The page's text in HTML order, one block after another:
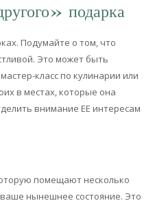
подарка
Подумайте о том, что
Это может быть
класс по кулинарии или
в местах, которые она
внимание ЕЕ интересам
помещают несколько
нынешнее состояние. Это